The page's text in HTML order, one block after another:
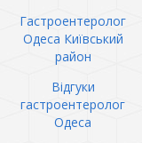
Гастроентеролог
Одеса Київський
район
Відгуки
гастроентеролог
Одеса